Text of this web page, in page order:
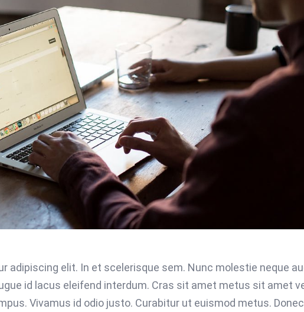
adipiscing elit. In et scelerisque sem. Nunc molestie neque
id lacus eleifend interdum. Cras sit amet metus sit amet
Vivamus id odio justo. Curabitur ut euismod metus.